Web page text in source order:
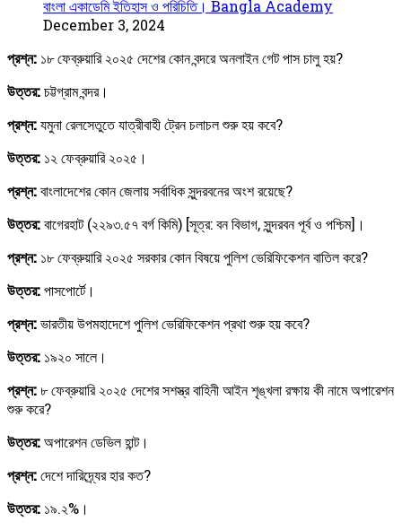
বাংলা একাডেমি ইতিহাস ও পরিচিতি। Bangla Academy
December 3, 2024
প্রশ্ন: ১৮ ফেব্রুয়ারি ২০২৫ দেশের কোন বন্দরে অনলাইন গেট পাস চালু হয়?
উত্তর:চট্টগ্রাম বন্দর।
প্রশ্ন:যমুনা রেলসেতুতে যাত্রীবাহী ট্রেন চলাচল শুরু হয় কবে?
উত্তর: ১২ ফেব্রুয়ারি ২০২৫।
প্রশ্ন:বাংলাদেশের কোন জেলায় সর্বাধিক সুন্দরবনের অংশ রয়েছে?
উত্তর:বাগেরহাট (২২৯৩.৫৭ বর্গ কিমি) [সূত্র: বন বিভাগ, সুন্দরবন পূর্ব ও পশ্চিম]।
প্রশ্ন: ১৮ ফেব্রুয়ারি ২০২৫ সরকার কোন বিষয়ে পুলিশ ভেরিফিকেশন বাতিল করে?
উত্তর:পাসপোর্টে।
প্রশ্ন:ভারতীয় উপমহাদেশে পুলিশ ভেরিফিকেশন প্রথা শুরু হয় কবে?
উত্তর: ১৯২০ সালে।
প্রশ্ন:৮ ফেব্রুয়ারি ২০২৫ দেশের সশস্ত্র বাহিনী আইন শৃঙ্খলা রক্ষায় কী নামে অপারেশন
শুরু করে?
উত্তর:অপারেশন ডেভিল হান্ট।
প্রশ্ন:দেশে দারিদ্র্যের হার কত?
উত্তর: ১৯.২%।